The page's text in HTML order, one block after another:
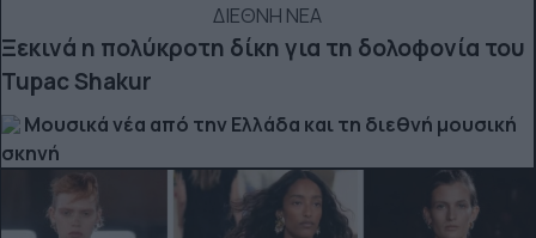
ΔΙΕΘΝΗ ΝΕΑ
Ξεκινά η πολύκροτη δίκη για τη δολοφονία του
Tupac Shakur
Μουσικά νέα από την Ελλάδα και τη διεθνή μουσική
σκηνή